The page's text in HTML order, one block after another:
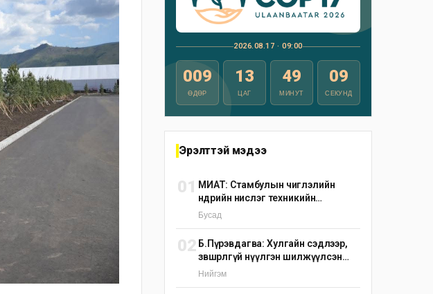
2026.08.17 · 09:00
009
ӨДӨР
13
ЦАГ
49
МИНУТ
08
СЕКУНД
Эрэлттэй мэдээ
01 МИАТ: Стамбулын чиглэлийн
өнөөдрийн нислэг техникийн
шалтгаанаар цуцлагдлаа
Бусад
02 Б.Пүрэвдагва: Хулгайн сэдлээр,
зөвшөөрөлгүй нүүлгэн шилжүүлсэн
С.Зоригийн хөшөөг өнөөдрийн дотор
Нийгэм